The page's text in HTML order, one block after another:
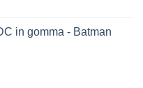
in gomma - Batman